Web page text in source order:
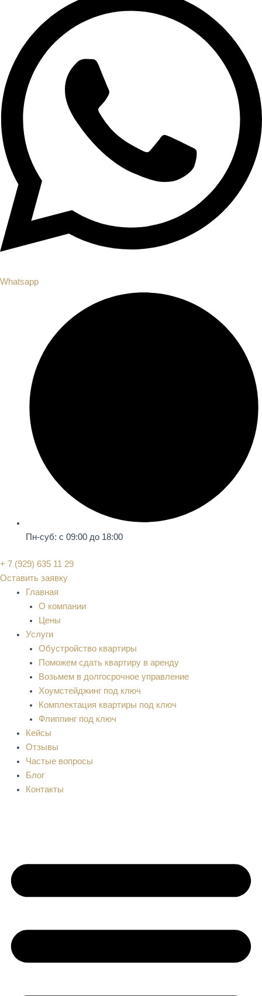
Whatsapp
Пн-суб: с 09:00 до 18:00
+ 7 (929) 635 11 29
Оставить заявку
Главная
О компании
Цены
Услуги
Обустройство квартиры
Поможем сдать квартиру в аренду
Возьмем в долгосрочное управление
Хоумстейджинг под ключ
Комплектация квартиры под ключ
Флиппинг под ключ
Кейсы
Отзывы
Частые вопросы
Блог
Контакты